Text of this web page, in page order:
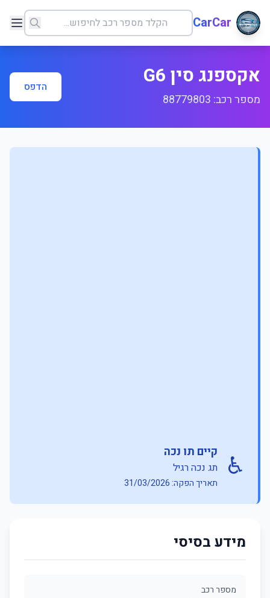
CarCar
אקספנג סין G6
מספר רכב: 88779803
הדפס
♿ קיים תו נכה
תג נכה רגיל
תאריך הפקה: 31/03/2026
מידע בסיסי
מספר רכב